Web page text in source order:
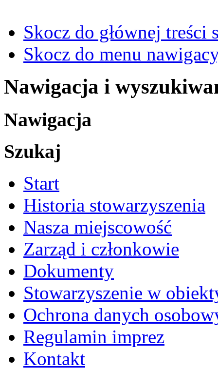
Skocz do głównej treści
Skocz do menu
Nawigacja i
Nawigacja
Szukaj
Start
Historia stowarzyszenia
Nasza miejscowość
Zarząd i członkowie
Dokumenty
Stowarzyszenie w
Ochrona danych
Regulamin imprez
Kontakt